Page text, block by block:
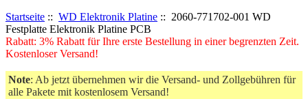
Startseite :: WD Elektronik Platine :: 2060-771702-001 WD
Festplatte Elektronik Platine PCB
Rabatt: 3% Rabatt für Ihre erste Bestellung in einer begrenzten Zeit.
Kostenloser Versand!
Note: Ab jetzt übernehmen wir die Versand- und Zollgebühren für
alle Pakete mit kostenlosem Versand!